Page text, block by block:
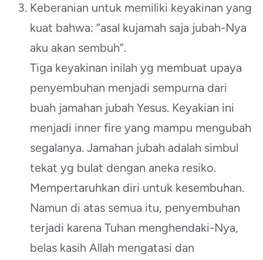
Keberanian untuk memiliki keyakinan yang
kuat bahwa: “asal kujamah saja jubah-Nya
aku akan sembuh”.
Tiga keyakinan inilah yg membuat upaya
penyembuhan menjadi sempurna dari
buah jamahan jubah Yesus. Keyakian ini
menjadi inner fire yang mampu mengubah
segalanya. Jamahan jubah adalah simbul
tekat yg bulat dengan aneka resiko.
Mempertaruhkan diri untuk kesembuhan.
Namun di atas semua itu, penyembuhan
terjadi karena Tuhan menghendaki-Nya,
belas kasih Allah mengatasi dan